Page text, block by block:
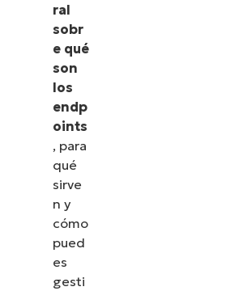
ral
sobr
e qué
son
los
endp
oints
, para
qué
sirve
n y
cómo
pued
es
gesti